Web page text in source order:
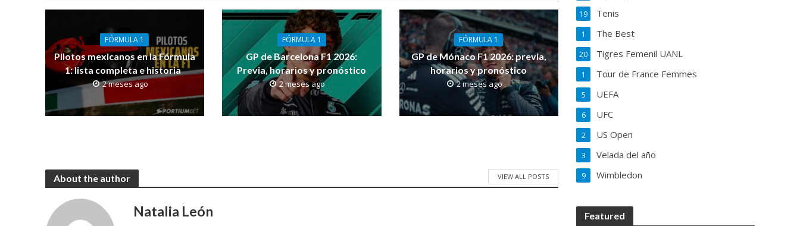
FÓRMULA 1
Pilotos mexicanos en la Fórmula
1: lista completa e historia
2 meses ago
FÓRMULA 1
GP de Barcelona F1 2026:
Previa, horarios y pronóstico
2 meses ago
FÓRMULA 1
GP de Mónaco F1 2026: previa,
horarios y pronóstico
2 meses ago
About the author VIEW ALL POSTS
Natalia León
Tenis
19
The Best
1
Tigres Femenil UANL
20
Tour de France Femmes
1
UEFA
5
UFC
6
US Open
2
Velada del año
3
Wimbledon
9
Featured